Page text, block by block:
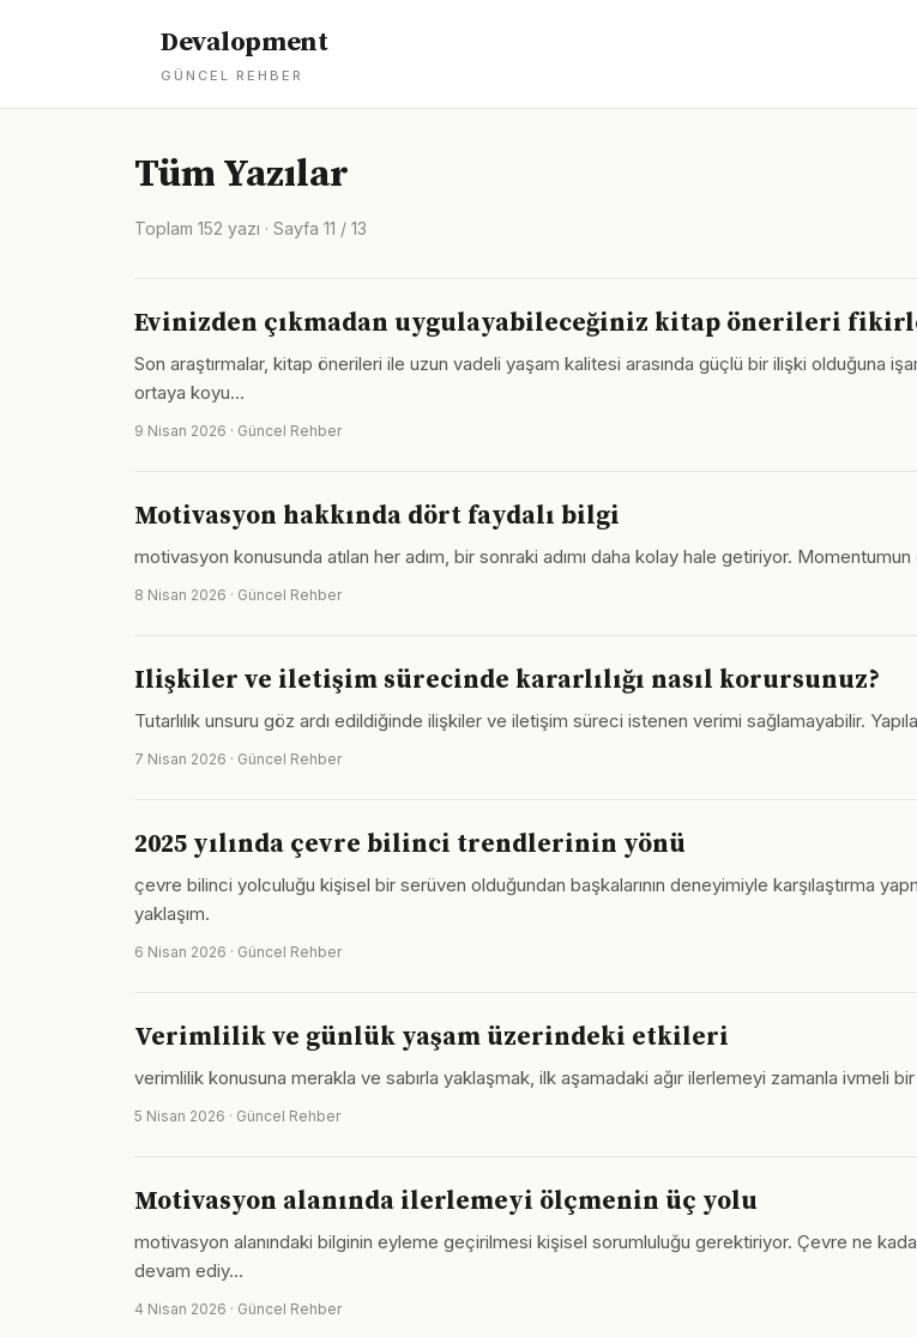
Devalopment
GÜNCEL REHBER
Tüm Yazılar
Toplam 152 yazı · Sayfa 11 / 13
Evinizden çıkmadan uygulayabileceğiniz kitap önerileri
Son araştırmalar, kitap önerileri ile uzun vadeli yaşam kalitesi arasında güçlü bir ilişki olduğuna
ortaya koyu…
9 Nisan 2026 · Güncel Rehber
Motivasyon hakkında dört faydalı bilgi
motivasyon konusunda atılan her adım, bir sonraki adımı daha kolay hale getiriyor.
8 Nisan 2026 · Güncel Rehber
Ilişkiler ve iletişim sürecinde kararlılığı nasıl korursunuz?
Tutarlılık unsuru göz ardı edildiğinde ilişkiler ve iletişim süreci istenen verimi sağlamayabilir.
7 Nisan 2026 · Güncel Rehber
2025 yılında çevre bilinci trendlerinin yönü
çevre bilinci yolculuğu kişisel bir serüven olduğundan başkalarının deneyimiyle karşılaştırma
yaklaşım.
6 Nisan 2026 · Güncel Rehber
Verimlilik ve günlük yaşam üzerindeki etkileri
verimlilik konusuna merakla ve sabırla yaklaşmak, ilk aşamadaki ağır ilerlemeyi zamanla ivmeli
5 Nisan 2026 · Güncel Rehber
Motivasyon alanında ilerlemeyi ölçmenin üç yolu
motivasyon alanındaki bilginin eyleme geçirilmesi kişisel sorumluluğu gerektiriyor. Çevre ne
devam ediy…
4 Nisan 2026 · Güncel Rehber